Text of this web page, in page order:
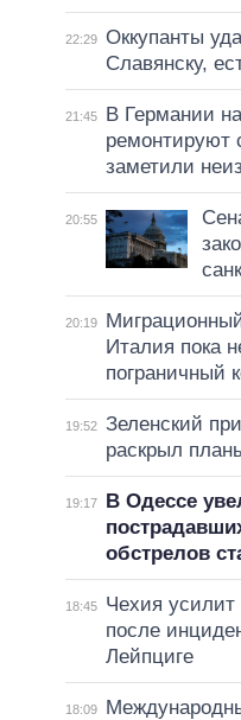
22:29 Оккупанты
Славянску,
21:45
В Германии
ремонтируют
заметили
20:55
20:19
Италия пока
пограничный
19:52 Зеленский
раскрыл
19:17
В Одессе
обстрелов
18:45
Чехия усилит
после
Лейпциге
18:09